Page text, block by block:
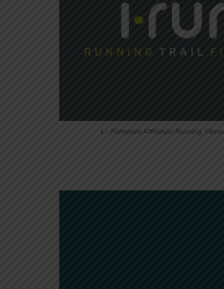
1 – Partenaire Affiliation Running,